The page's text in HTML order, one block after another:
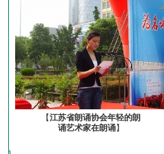
【江苏省朗诵协会年轻的朗
诵艺术家在朗诵】